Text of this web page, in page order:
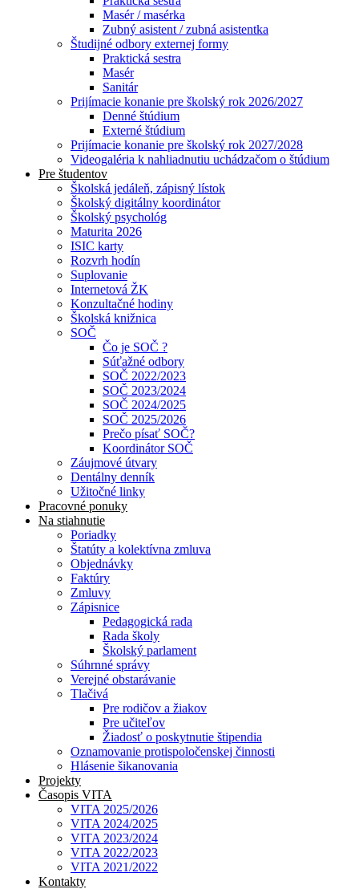
Masér / masérka
Zubný asistent / zubná asistentka
Študijné odbory externej formy
Praktická sestra
Masér
Sanitár
Prijímacie konanie pre školský rok 2026/2027
Denné štúdium
Externé štúdium
Prijímacie konanie pre školský rok 2027/2028
Videogaléria k nahliadnutiu uchádzačom o štúdium
Pre študentov
Školská jedáleň, zápisný lístok
Školský digitálny koordinátor
Školský psychológ
Maturita 2026
ISIC karty
Rozvrh hodín
Suplovanie
Internetová ŽK
Konzultačné hodiny
Školská knižnica
SOČ
Čo je SOČ ?
Súťažné odbory
SOČ 2022/2023
SOČ 2023/2024
SOČ 2024/2025
SOČ 2025/2026
Prečo písať SOČ?
Koordinátor SOČ
Záujmové útvary
Dentálny denník
Užitočné linky
Pracovné ponuky
Na stiahnutie
Poriadky
Štatúty a kolektívna zmluva
Objednávky
Faktúry
Zmluvy
Zápisnice
Pedagogická rada
Rada školy
Školský parlament
Súhrnné správy
Verejné obstarávanie
Tlačivá
Pre rodičov a žiakov
Pre učiteľov
Žiadosť o poskytnutie štipendia
Oznamovanie protispoločenskej činnosti
Hlásenie šikanovania
Projekty
Časopis VITA
VITA 2025/2026
VITA 2024/2025
VITA 2023/2024
VITA 2022/2023
VITA 2021/2022
Kontakty